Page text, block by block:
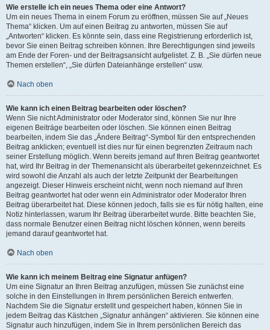
Wie erstelle ich ein neues Thema oder eine Antwort?
Um ein neues Thema in einem Forum zu eröffnen, müssen Sie auf „Neues
Thema“ klicken. Um auf einen Beitrag zu antworten, müssen Sie auf
„Antworten“ klicken. Es könnte sein, dass eine Registrierung erforderlich ist,
bevor Sie einen Beitrag schreiben können. Ihre Berechtigungen sind jeweils
am Ende der Foren- und der Beitragsansicht aufgelistet. Z. B. „Sie dürfen neue
Themen erstellen“, „Sie dürfen Dateianhänge erstellen“ usw.
Nach oben
Wie kann ich einen Beitrag bearbeiten oder löschen?
Wenn Sie nicht Administrator oder Moderator sind, können Sie nur Ihre
eigenen Beiträge bearbeiten oder löschen. Sie können einen Beitrag
bearbeiten, indem Sie das „Ändere Beitrag“-Symbol für den entsprechenden
Beitrag anklicken; eventuell ist dies nur für einen begrenzten Zeitraum nach
seiner Erstellung möglich. Wenn bereits jemand auf Ihren Beitrag geantwortet
hat, wird Ihr Beitrag in der Themenansicht als überarbeitet gekennzeichnet. Es
wird sowohl die Anzahl als auch der letzte Zeitpunkt der Bearbeitungen
angezeigt. Dieser Hinweis erscheint nicht, wenn noch niemand auf Ihren
Beitrag geantwortet hat oder wenn ein Administrator oder Moderator Ihren
Beitrag überarbeitet hat. Diese können jedoch, falls sie es für nötig halten, eine
Notiz hinterlassen, warum Ihr Beitrag überarbeitet wurde. Bitte beachten Sie,
dass normale Benutzer einen Beitrag nicht löschen können, wenn bereits
jemand darauf geantwortet hat.
Nach oben
Wie kann ich meinem Beitrag eine Signatur anfügen?
Um eine Signatur an Ihren Beitrag anzufügen, müssen Sie zunächst eine
solche in den Einstellungen in Ihrem persönlichen Bereich entwerfen.
Nachdem Sie die Signatur erstellt und gespeichert haben, können Sie in
jedem Beitrag das Kästchen „Signatur anhängen“ aktivieren. Sie können eine
Signatur auch hinzufügen, indem Sie in Ihrem persönlichen Bereich das